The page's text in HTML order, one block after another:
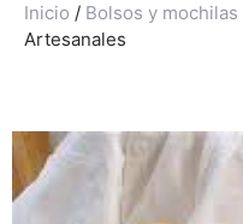
Inicio / Bolsos y mochilas
Artesanales